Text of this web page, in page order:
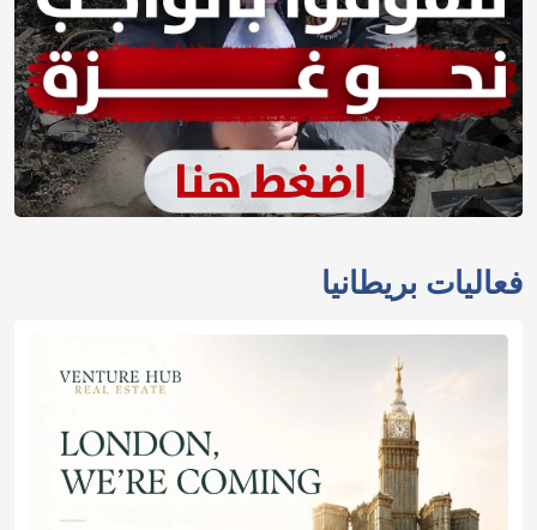
فعاليات بريطانيا